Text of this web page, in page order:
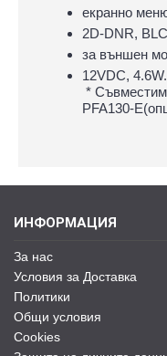
екранно
2D-DNR,
за външен
12VDC,
*
PFA130-
ИНФОРМАЦИЯ
За нас
Условия за Доставка
Политики
Общи условия
Cookies